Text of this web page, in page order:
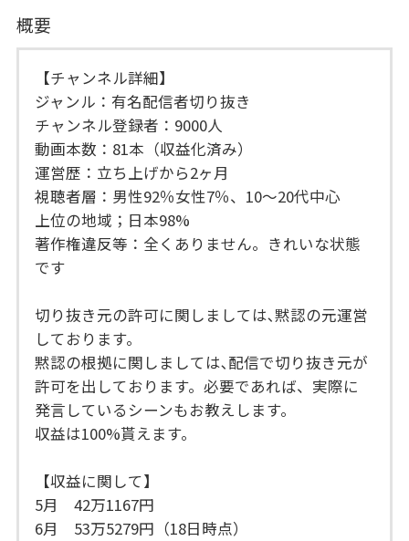
概要
【チャンネル詳細】
ジャンル：有名配信者切り抜き
チャンネル登録者：9000人
動画本数：81本（収益化済み）
運営歴：立ち上げから2ヶ月
視聴者層：男性92％女性7％、10～20代中心
上位の地域；日本98%
著作権違反等：全くありません。きれいな状態
です
切り抜き元の許可に関しましては､黙認の元運営
しております。
黙認の根拠に関しましては､配信で切り抜き元が
許可を出しております。必要であれば、実際に
発言しているシーンもお教えします。
収益は100%貰えます。
【収益に関して】
5月 42万1167円
6月 53万5279円（18日時点）